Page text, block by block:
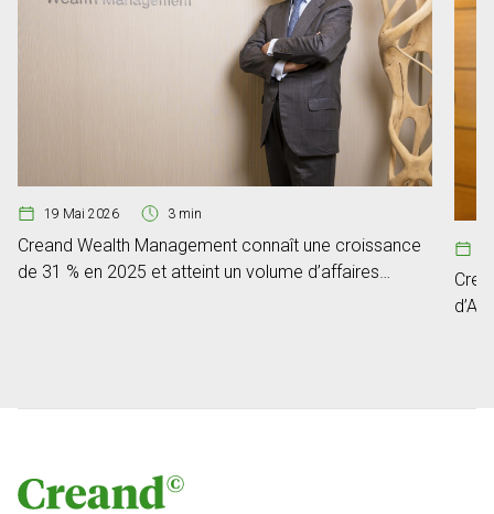
19 Mai 2026 3 min
Creand Wealth Management connaît une croissance
de 31 % en 2025 et atteint un volume d’affaires